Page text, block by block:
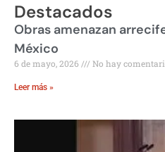
Destacados
Obras amenazan
México
6 de mayo, 2026 No hay
Leer más »